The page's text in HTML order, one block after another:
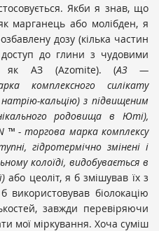
Якби я знав, що
марганець або молібден, я
дозу (кілька частин
до глини з чудовими
як АЗ (Azomite). (АЗ —
комплексного силікату
кальцію) з підвищеним
родовища в Юті),
™ - торгова марка комплексу
гідротермічнозмінені і
колоїді, видобувається в
або цеоліт, я б змішував їх з
біолокацію
завжди перевіряючи
мої міркування. Хоча суміш